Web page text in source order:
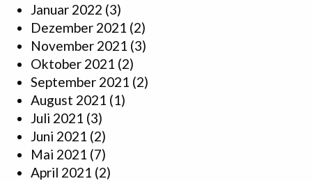
Januar 2022 (3)
Dezember 2021 (2)
November 2021 (3)
Oktober 2021 (2)
September 2021 (2)
August 2021 (1)
Juli 2021 (3)
Juni 2021 (2)
Mai 2021 (7)
April 2021 (2)